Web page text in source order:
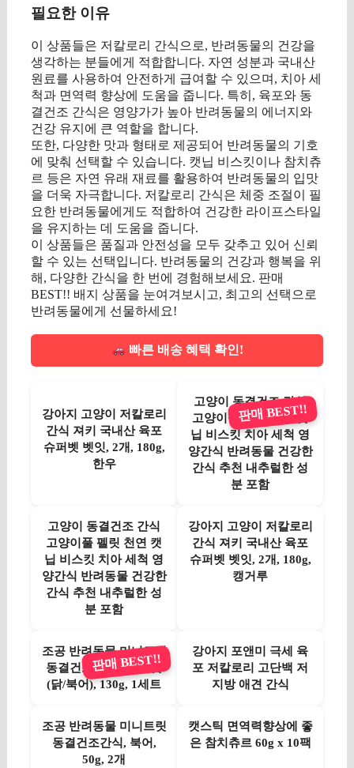
필요한 이유
이 상품들은 저칼로리 간식으로, 반려동물의 건강을
생각하는 분들에게 적합합니다. 자연 성분과 국내산
원료를 사용하여 안전하게 급여할 수 있으며, 치아 세
척과 면역력 향상에 도움을 줍니다. 특히, 육포와 동
결건조 간식은 영양가가 높아 반려동물의 에너지와
건강 유지에 큰 역할을 합니다.
또한, 다양한 맛과 형태로 제공되어 반려동물의 기호
에 맞춰 선택할 수 있습니다. 캣닙 비스킷이나 참치츄
르 등은 자연 유래 재료를 활용하여 반려동물의 입맛
을 더욱 자극합니다. 저칼로리 간식은 체중 조절이 필
요한 반려동물에게도 적합하여 건강한 라이프스타일
을 유지하는 데 도움을 줍니다.
이 상품들은 품질과 안전성을 모두 갖추고 있어 신뢰
할 수 있는 선택입니다. 반려동물의 건강과 행복을 위
해, 다양한 간식을 한 번에 경험해보세요. 판매
BEST!! 배지 상품을 눈여겨보시고, 최고의 선택으로
반려동물에게 선물하세요!
빠른 배송 혜택 확인!
강아지 고양이 저칼로리
간식 져키 국내산 육포
슈퍼벳 벳잇, 2개, 180g,
한우
고양이 동결건조 간식
고양이풀 펠릿 천연 캣
닙 비스킷 치아 세척 영
양간식 반려동물 건강한
간식 추천 내추럴한 성
분 포함
판매 BEST!!
고양이 동결건조 간식
고양이풀 펠릿 천연 캣
닙 비스킷 치아 세척 영
양간식 반려동물 건강한
간식 추천 내추럴한 성
분 포함
강아지 고양이 저칼로리
간식 져키 국내산 육포
슈퍼벳 벳잇, 2개, 180g,
캥거루
조공 반려동물 미니트릿
동결건조 간식, 혼합맛
(닭/북어), 130g, 1세트
판매 BEST!!
강아지 포앤미 극세 육
포 저칼로리 고단백 저
지방 애견 간식
조공 반려동물 미니트릿
동결건조간식, 북어,
50g, 2개
캣스틱 면역력향상에 좋
은 참치츄르 60g x 10팩